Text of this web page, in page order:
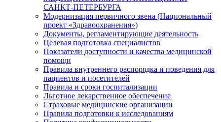
САНКТ-ПЕТЕРБУРГА
Модернизация первичного звена (Национальный
проект «Здравоохранения»)
Документы, регламентирующие деятельность
Целевая подготовка специалистов
Показатели доступности и качества медицинской
помощи
Правила внутреннего распорядка и поведения для
пациентов и посетителей
Правила и сроки госпитализации
Льготное лекарственное обеспечение
Страховые медицинские организации
Правила подготовки к исследованиям